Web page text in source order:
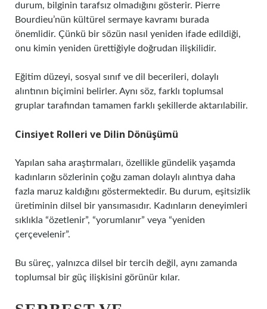
durum, bilginin tarafsız olmadığını gösterir. Pierre
Bourdieu’nün kültürel sermaye kavramı burada
önemlidir. Çünkü bir sözün nasıl yeniden ifade edildiği,
onu kimin yeniden ürettiğiyle doğrudan ilişkilidir.
Eğitim düzeyi, sosyal sınıf ve dil becerileri, dolaylı
alıntının biçimini belirler. Aynı söz, farklı toplumsal
gruplar tarafından tamamen farklı şekillerde aktarılabilir.
Cinsiyet Rolleri ve Dilin Dönüşümü
Yapılan saha araştırmaları, özellikle gündelik yaşamda
kadınların sözlerinin çoğu zaman dolaylı alıntıya daha
fazla maruz kaldığını göstermektedir. Bu durum, eşitsizlik
üretiminin dilsel bir yansımasıdır. Kadınların deneyimleri
sıklıkla “özetlenir”, “yorumlanır” veya “yeniden
çerçevelenir”.
Bu süreç, yalnızca dilsel bir tercih değil, aynı zamanda
toplumsal bir güç ilişkisini görünür kılar.